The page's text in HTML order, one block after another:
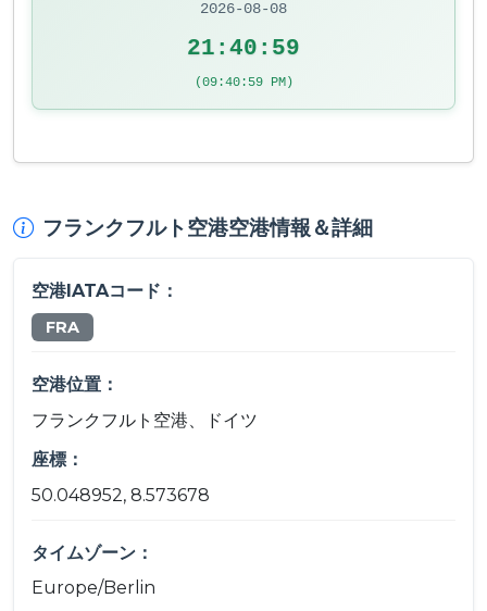
2026-08-08
21:40:59
(09:40:59 PM)
フランクフルト空港空港情報＆詳細
空港IATAコード：
FRA
空港位置：
フランクフルト空港、ドイツ
座標：
50.048952, 8.573678
タイムゾーン：
Europe/Berlin